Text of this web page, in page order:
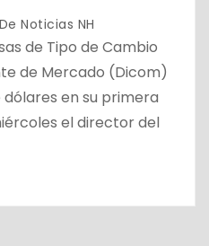
Noticias NH
de Tipo de Cambio
de Mercado (Dicom)
dólares en su primera
el director del